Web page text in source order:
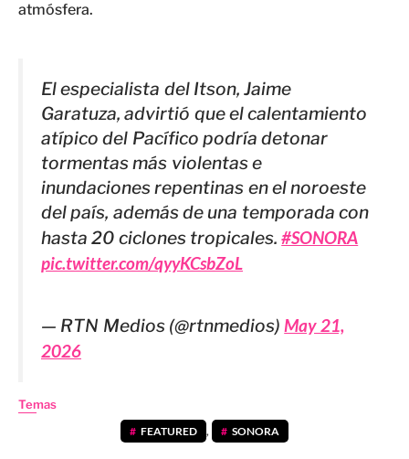
atmósfera.
El especialista del Itson, Jaime
Garatuza, advirtió que el calentamiento
atípico del Pacífico podría detonar
tormentas más violentas e
inundaciones repentinas en el noroeste
del país, además de una temporada con
hasta 20 ciclones tropicales.#SONORA
pic.twitter.com/qyyKCsbZoL
— RTN Medios (@rtnmedios)May 21,
2026
Temas
FEATURED , SONORA